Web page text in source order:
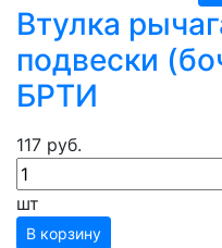
Втулка
подвески
БРТИ
117 руб.
шт
В корзину